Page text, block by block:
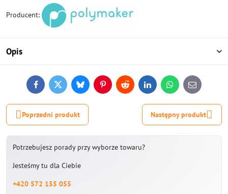
Producent:
Opis
FacebookTwitterBlueskyPinterestReddit LinkedInWhatsApp
E-
mail
Poprzedni produkt Następny produkt
Potrzebujesz porady przy wyborze towaru?
Jesteśmy tu dla Ciebie
+420 572 155 055